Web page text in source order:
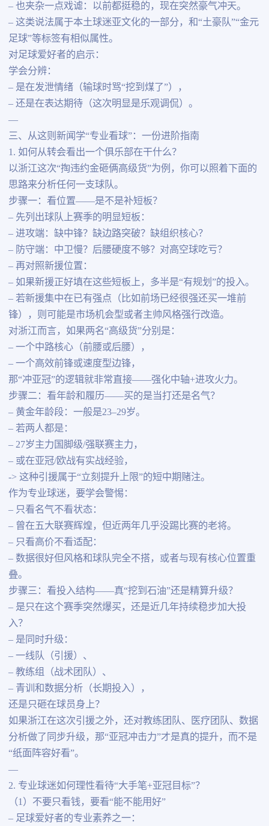
– 也夹杂一点戏谑：以前都挺稳的，现在突然豪气冲天。
– 这类说法属于本土球迷亚文化的一部分，和“土豪队”“金元
足球”等标签有相似属性。
对足球爱好者的启示：
学会分辨：
– 是在发泄情绪（输球时骂“挖到煤了”），
– 还是在表达期待（这次明显是乐观调侃）。
—
三、从这则新闻学“专业看球”：一份进阶指南
1. 如何从转会看出一个俱乐部在干什么？
以浙江这次“掏违约金砸俩高级货”为例，你可以照着下面的
思路来分析任何一支球队。
步骤一：看位置——是不是补短板？
– 先列出球队上赛季的明显短板：
– 进攻端：缺中锋？缺边路突破？缺组织核心？
– 防守端：中卫慢？后腰硬度不够？对高空球吃亏？
– 再对照新援位置：
– 如果新援正好填在这些短板上，多半是“有规划”的投入。
– 若新援集中在已有强点（比如前场已经很强还买一堆前
锋），则可能是市场机会型或者主帅风格强行改造。
对浙江而言，如果两名“高级货”分别是：
– 一个中路核心（前腰或后腰），
– 一个高效前锋或速度型边锋，
那“冲亚冠”的逻辑就非常直接——强化中轴+进攻火力。
步骤二：看年龄和履历——买的是当打还是名气？
– 黄金年龄段：一般是23–29岁。
– 若两人都是：
– 27岁主力国脚级/强联赛主力，
– 或在亚冠/欧战有实战经验，
-> 这种引援属于“立刻提升上限”的短中期赌注。
作为专业球迷，要学会警惕：
– 只看名气不看状态：
– 曾在五大联赛辉煌，但近两年几乎没踢比赛的老将。
– 只看高价不看适配：
– 数据很好但风格和球队完全不搭，或者与现有核心位置重
叠。
步骤三：看投入结构——真“挖到石油”还是精算升级？
– 是只在这个赛季突然爆买，还是近几年持续稳步加大投
入？
– 是同时升级：
– 一线队（引援）、
– 教练组（战术团队）、
– 青训和数据分析（长期投入），
还是只砸在球员身上？
如果浙江在这次引援之外，还对教练团队、医疗团队、数据
分析做了同步升级，那“亚冠冲击力”才是真的提升，而不是
“纸面阵容好看”。
—
2. 专业球迷如何理性看待“大手笔+亚冠目标”？
（1）不要只看钱，要看“能不能用好”
– 足球爱好者的专业素养之一：